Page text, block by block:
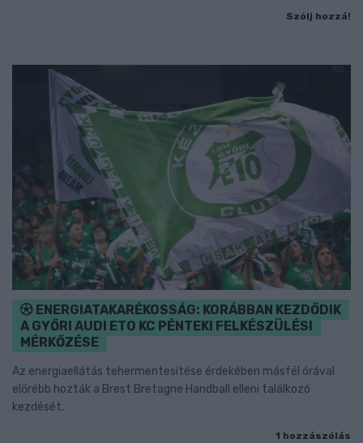
Szólj hozzá!
ENERGIATAKARÉKOSSÁG: KORÁBBAN KEZDŐDIK
A GYŐRI AUDI ETO KC PÉNTEKI FELKÉSZÜLÉSI
MÉRKŐZÉSE
Az energiaellátás tehermentesítése érdekében másfél órával
előrébb hozták a Brest Bretagne Handball elleni találkozó
kezdését.
1 hozzászólás